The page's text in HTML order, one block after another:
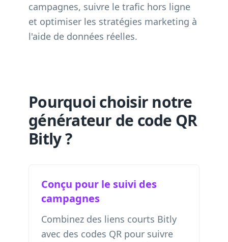
campagnes, suivre le trafic hors ligne
et optimiser les stratégies marketing à
l'aide de données réelles.
Pourquoi choisir notre
générateur de code QR
Bitly ?
Conçu pour le suivi des
campagnes
Combinez des liens courts Bitly
avec des codes QR pour suivre